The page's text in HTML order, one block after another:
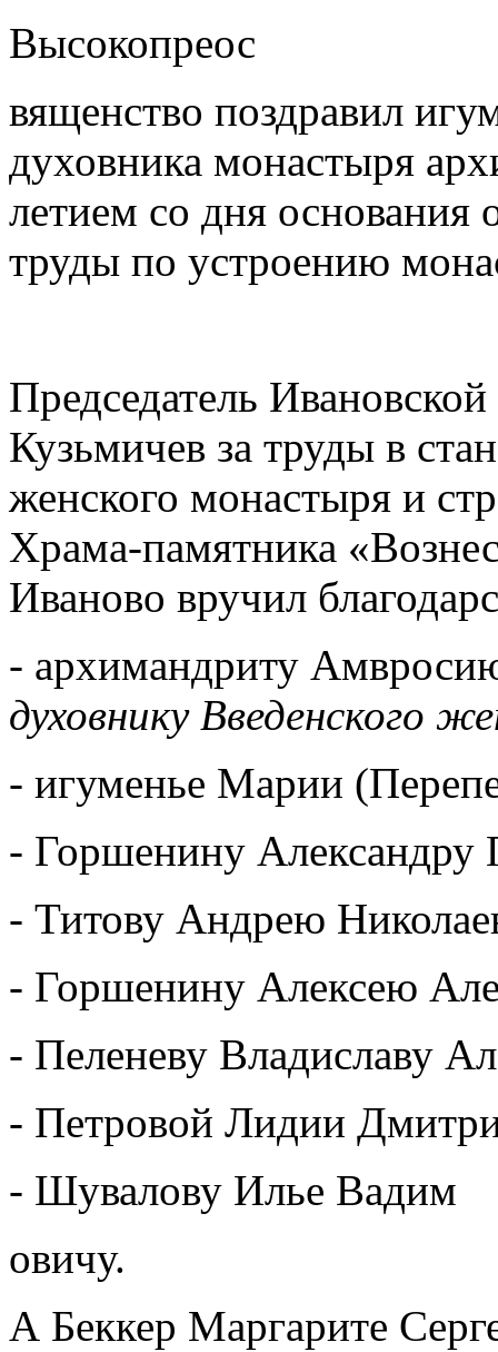
Высокопреос
вященство поздравил
духовника монастыря
летием со дня основания
труды по устроению
Председатель
Кузьмичев за труды в
женского монастыря и
Храма-памятника
Иваново вручил
- архимандриту
духовнику Введенского
- игуменье Марии
- Горшенину Александру
- Титову Андрею
- Горшенину Алексею
- Пеленеву Владиславу
- Петровой Лидии
- Шувалову Илье Вадим
овичу.
А Беккер Маргарите